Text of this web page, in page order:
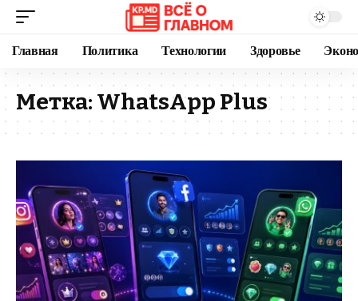
Главная Политика Технологии Здоровье
Метка: WhatsApp Plus